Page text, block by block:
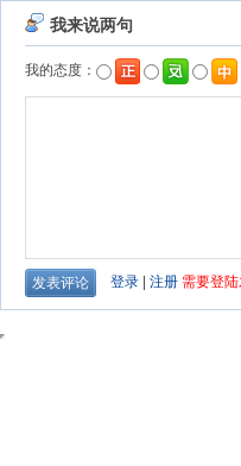
我来说两句
我的态度：
登录 注册 需要登